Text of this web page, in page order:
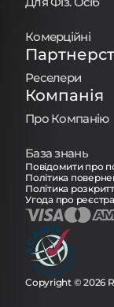
Комерційні
Реселери
Компанія
Про Компанію
База знань
Повідомити про
Політика
Політика
Угода про
Copyright © 2026